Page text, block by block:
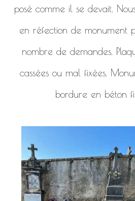
posé comme il se devait.
en réfection de monument
nombre de demandes.
cassées ou mal fixées.
bordure en béton